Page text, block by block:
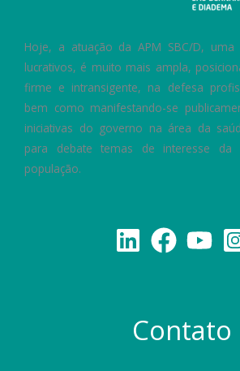
Hoje, a atuação da APM SBC/D,
lucrativos, é muito mais ampla,
firme e intransigente, na defesa
bem como manifestando-se
iniciativas do governo na área da
para debate temas de interesse da
população.
Contato